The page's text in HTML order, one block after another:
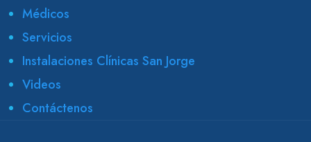
Médicos
Servicios
Instalaciones Clínicas San Jorge
Videos
Contáctenos